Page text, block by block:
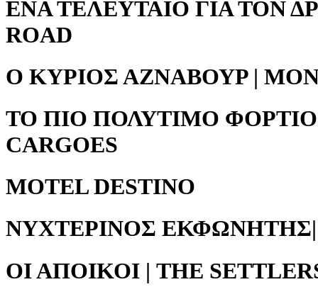
ΕΝΑ ΤΕΛΕΥΤΑΙΟ ΓΙΑ ΤΟΝ
ROAD
Ο ΚΥΡΙΟΣ ΑΖΝΑΒΟΥΡ |
ΤΟ ΠΙΟ ΠΟΛΥΤΙΜΟ ΦΟΡΤΙΟ
CARGOES
MOTEL DESTINO
ΝΥΧΤΕΡΙΝΟΣ ΕΚΦΩΝΗΤΗΣ|
ΟΙ ΑΠΟΙΚΟΙ | THE